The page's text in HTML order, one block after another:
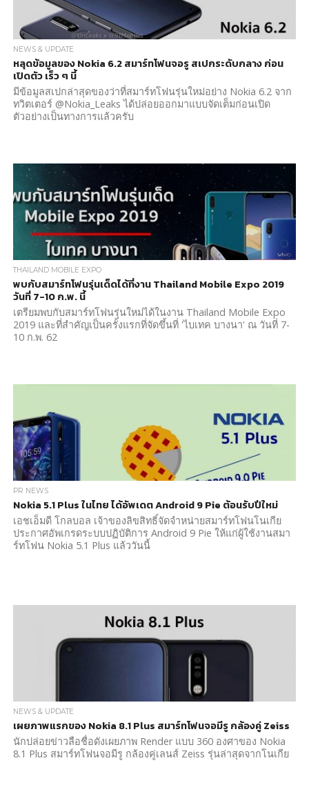
NEWS & UPDATE
หลุดข้อมูลของ Nokia 6.2 สมาร์ทโฟนจอรู สเปกระดับกลาง ก่อน
เปิดตัว เร็ว ๆ นี้
มีข้อมูลสเปกล่าสุดของว่าที่สมาร์ทโฟนรุ่นใหม่อย่าง Nokia 6.2 จาก
ทวิตเตอร์ @Nokia_Leaks ได้ปล่อยออกมาแบบจัดเต็มก่อนเปิด
ตัวอย่างเป็นทางการแล้วครับ
THAILAND MOBILE EXPO
พบกับสมาร์ทโฟนรุ่นเด็ดได้ที่งาน Thailand Mobile Expo 2019
วันที่ 7-10 ก.พ. นี้
เตรียมพบกับสมาร์ทโฟนรุ่นใหม่ได้ในงาน Thailand Mobile Expo
2019 และที่สำคัญเป็นครั้งแรกที่จัดขึ้นที่ 'ไบเทค บางนา' ณ วันที่ 7-
10 ก.พ. 62
PR NEWS
Nokia 5.1 Plus ในไทย ได้อัพเดต Android 9 Pie ต้อนรับปีใหม่
เอชเอ็มดี โกลบอล เจ้าของลิขสิทธิ์จัดจำหน่ายสมาร์ทโฟนโนเกีย
ประกาศอัพเกรดระบบปฏิบัติการ Android 9 Pie ให้แก่ผู้ใช้งานสมา
ร์ทโฟน Nokia 5.1 Plus แล้ววันนี้
NEWS & UPDATE
เผยภาพแรกของ Nokia 8.1 Plus สมาร์ทโฟนจอมีรู กล้องคู่ Zeiss
นักปล่อยข่าวลือชื่อดังเผยภาพ Render แบบ 360 องศาของ Nokia
8.1 Plus สมาร์ทโฟนจอมีรู กล้องคู่เลนส์ Zeiss รุ่นล่าสุดจากโนเกีย